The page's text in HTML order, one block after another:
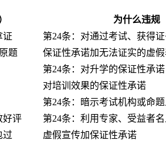
为什么违规
证
第24条：对通过考试、获得
题
保证性承诺加无法证实的虚
第24条：对升学的保证性承诺
对培训效果的保证性承诺
第24条：暗示考试机构或命
好评
第24条：利用专家、受益者
过
虚假宣传加保证性承诺